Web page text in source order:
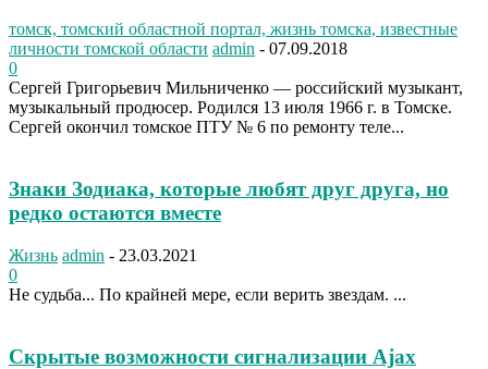
томск, томский областной портал, жизнь томска, известные
личности томской области admin - 07.09.2018
0
Сергей Григорьевич Мильниченко — российский музыкант,
музыкальный продюсер. Родился 13 июля 1966 г. в Томске.
Сергей окончил томское ПТУ № 6 по ремонту теле...
Знаки Зодиака, которые любят друг друга, но
редко остаются вместе
Жизнь admin - 23.03.2021
0
Не судьба... По крайней мере, если верить звездам. ...
Скрытые возможности сигнализации Ajax